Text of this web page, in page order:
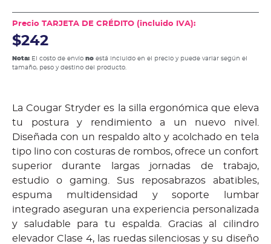
Precio TARJETA DE CRÉDITO (incluido IVA):
$242
Nota: El costo de envío no está incluido en el precio y puede variar según el
tamaño, peso y destino del producto.
La Cougar Stryder es la silla ergonómica que eleva
tu postura y rendimiento a un nuevo nivel.
Diseñada con un respaldo alto y acolchado en tela
tipo lino con costuras de rombos, ofrece un confort
superior durante largas jornadas de trabajo,
estudio o gaming. Sus reposabrazos abatibles,
espuma multidensidad y soporte lumbar
integrado aseguran una experiencia personalizada
y saludable para tu espalda. Gracias al cilindro
elevador Clase 4, las ruedas silenciosas y su diseño